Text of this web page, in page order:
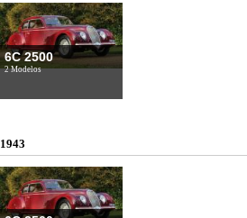
6C 2500
2 Modelos
1943